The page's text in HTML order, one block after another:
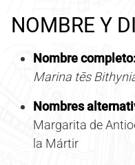
NOMBRE Y
Nombre
Marina tēs
Nombres
Margarita de
la Mártir